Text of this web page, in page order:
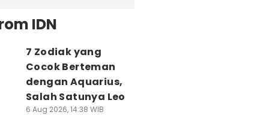
IDN
7 Zodiak yang
Cocok Berteman
dengan Aquarius,
Salah Satunya Leo
6 Aug 2026, 14:38 WIB